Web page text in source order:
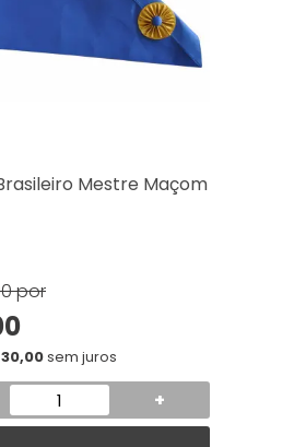
Mestre Maçom
por
30,00sem juros
+